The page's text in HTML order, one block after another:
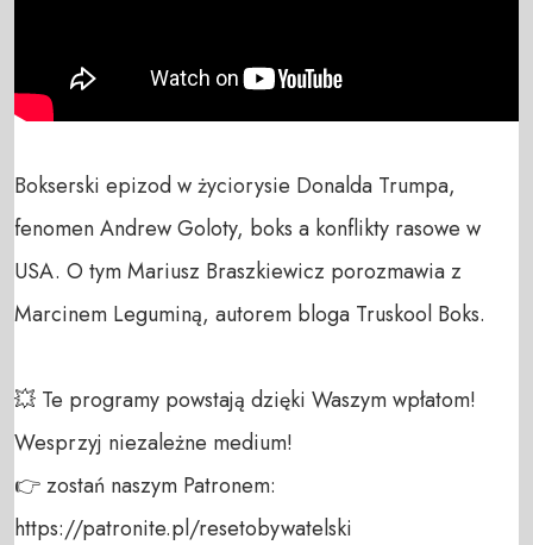
Bokserski epizod w życiorysie Donalda Trumpa,
fenomen Andrew Goloty, boks a konflikty rasowe w
USA. O tym Mariusz Braszkiewicz porozmawia z
Marcinem Leguminą, autorem bloga Truskool Boks.
💥 Te programy powstają dzięki Waszym wpłatom!
Wesprzyj niezależne medium!
👉 zostań naszym Patronem:
https://patronite.pl/resetobywatelski